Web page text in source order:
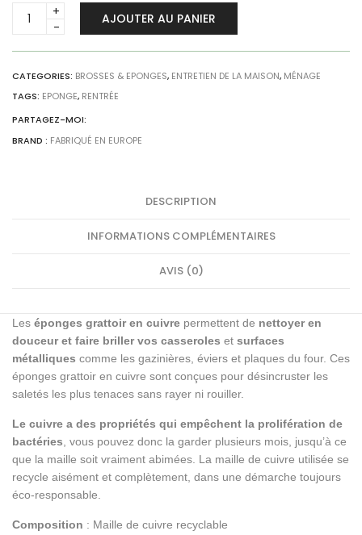
Eponges
grattoir
-
lot
quantity
AJOUTER AU PANIER
CATEGORIES: BROSSES & EPONGES, ENTRETIEN DE LA MAISON, MÉNAGE
TAGS: EPONGE, RENTRÉE
PARTAGEZ-MOI:
BRAND : FABRIQUÉ EN EUROPE
DESCRIPTION
INFORMATIONS COMPLÉMENTAIRES
AVIS (0)
Les éponges grattoir en cuivre permettent de nettoyer en
douceur et faire briller vos casseroles et surfaces
métalliques comme les gazinières, éviers et plaques du four. Ces
éponges grattoir en cuivre sont conçues pour désincruster les
saletés les plus tenaces sans rayer ni rouiller.
Le cuivre a des propriétés qui empêchent la prolifération de
bactéries, vous pouvez donc la garder plusieurs mois, jusqu’à ce
que la maille soit vraiment abimées. La maille de cuivre utilisée se
recycle aisément et complètement, dans une démarche toujours
éco-responsable.
Composition : Maille de cuivre recyclable